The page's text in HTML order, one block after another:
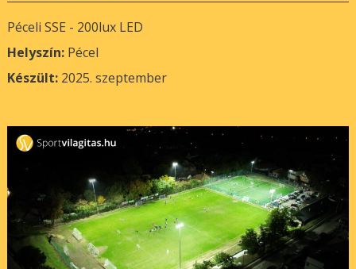
Péceli SSE - 200lux LED
Helyszín: Pécel
Készült: 2025. szeptember